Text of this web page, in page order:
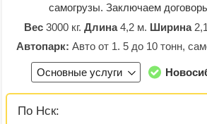
самогрузы. Заключаем
Вес3000 кг. Длина4,2 м. Ширина
Автопарк: Авто от 1. 5 до 10 тонн,
Основные услуги
По Нск: